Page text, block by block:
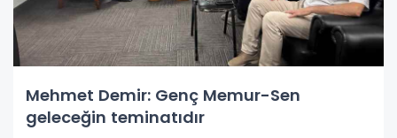
Mehmet Demir: Genç Memur-Sen
geleceğin teminatıdır